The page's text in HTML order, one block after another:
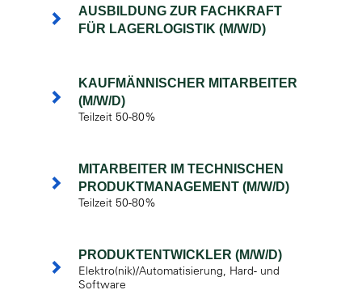
AUSBILDUNG ZUR FACHKRAFT
FÜR LAGERLOGISTIK (M/W/D)
KAUFMÄNNISCHER MITARBEITER
(M/W/D)
Teilzeit 50-80%
MITARBEITER IM TECHNISCHEN
PRODUKTMANAGEMENT (M/W/D)
Teilzeit 50-80%
PRODUKTENTWICKLER (M/W/D)
Elektro(nik)/Automatisierung, Hard- und
Software